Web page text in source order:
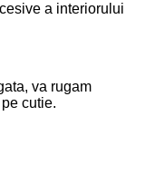
a interiorului
va rugam
cutie.